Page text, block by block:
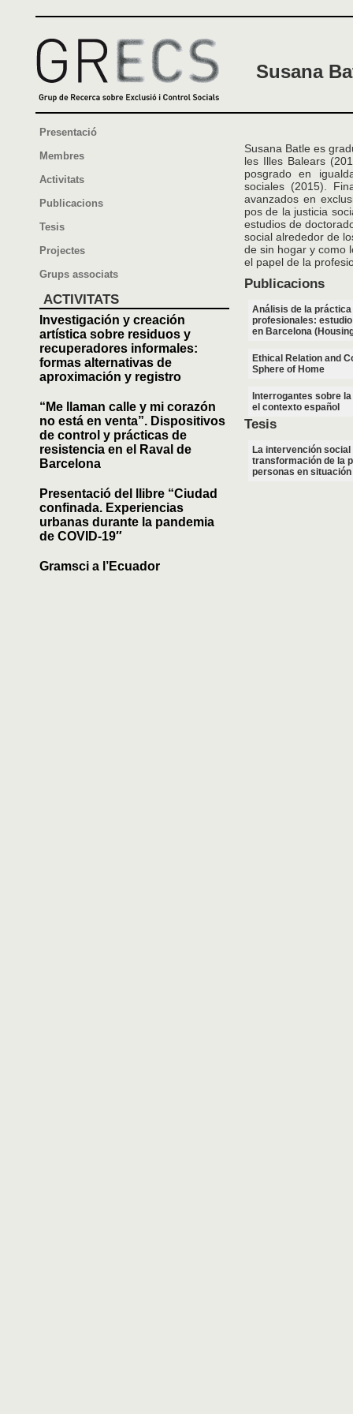
Susana
Presentació
Membres
Activitats
Publicacions
Tesis
Projectes
Grups associats
ACTIVITATS
Investigación y creación
artística sobre residuos y
recuperadores informales:
formas alternativas de
aproximación y registro
“Me llaman calle y mi corazón
no está en venta”. Dispositivos
de control y prácticas de
resistencia en el Raval de
Barcelona
Presentació del llibre “Ciudad
confinada. Experiencias
urbanas durante la pandemia
de COVID-19″
Gramsci a l’Ecuador
Susana Batle es
les Illes Balears
posgrado en
sociales (2015).
avanzados en
pos de la justicia
estudios de
social alrededor de
de sin hogar y como
el papel de la
Publicacions
Análisis de la
profesionales:
en Barcelona
Ethical Relation and
Sphere of Home
Interrogantes sobre
el contexto español
Tesis
La intervención
transformación de la
personas en